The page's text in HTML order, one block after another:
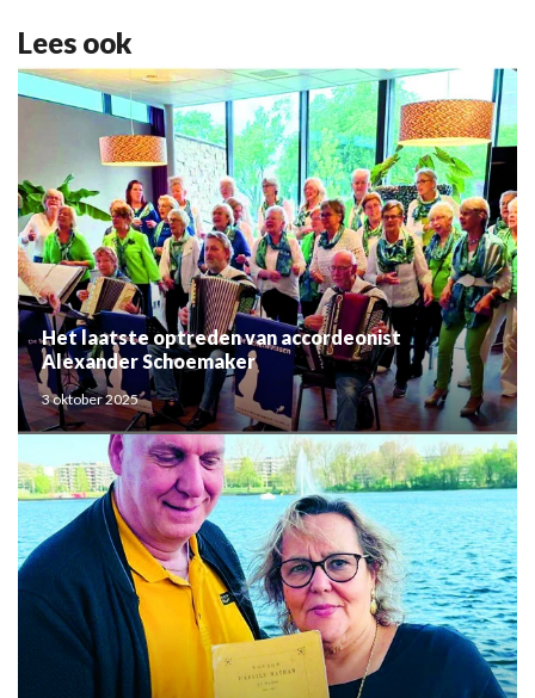
Lees ook
Het laatste optreden van accordeonist
Alexander Schoemaker
3 oktober 2025